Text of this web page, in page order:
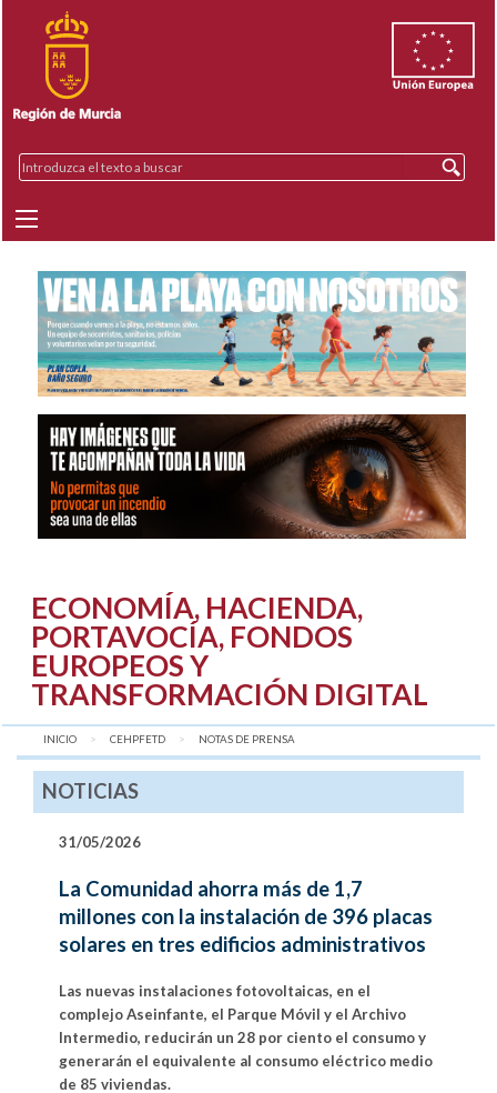
ECONOMÍA, HACIENDA,
PORTAVOCÍA, FONDOS
EUROPEOS Y
TRANSFORMACIÓN DIGITAL
INICIO CEHPFETD AQUÍ:
NOTAS DE PRENSA
NOTICIAS
31/05/2026
La Comunidad ahorra más de 1,7
millones con la instalación de 396 placas
solares en tres edificios administrativos
Las nuevas instalaciones fotovoltaicas, en el
complejo Aseinfante, el Parque Móvil y el Archivo
Intermedio, reducirán un 28 por ciento el consumo y
generarán el equivalente al consumo eléctrico medio
de 85 viviendas.